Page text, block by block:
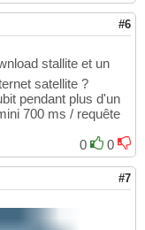
#6
stallite et un
satellite ?
pendant plus d'un
700 ms / requête
0
0
#7